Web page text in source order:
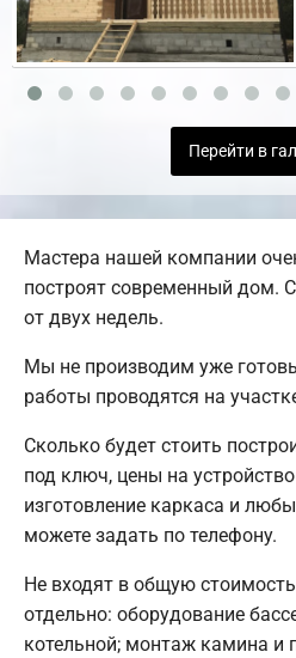
Перейти в
Мастера нашей компании
построят современный дом.
от двух недель.
Мы не производим уже
работы проводятся на
Сколько будет стоить
под ключ, цены на
изготовление каркаса и
можете задать по телефону.
Не входят в общую
отдельно: оборудование
котельной; монтаж камина и